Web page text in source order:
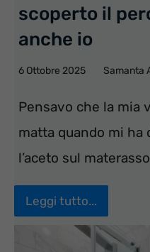
scoperto il
anche io
6 Ottobre 2025 Samanta
Pensavo che la mia
matta quando mi ha
l’aceto sul
Leggi tutto...